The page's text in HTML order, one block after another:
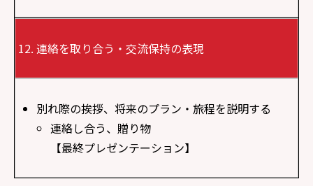
連絡を取り合う・交流保持の表現
別れ際の挨拶、将来のプラン・旅程を説明する
連絡し合う、贈り物
【最終プレゼンテーション】